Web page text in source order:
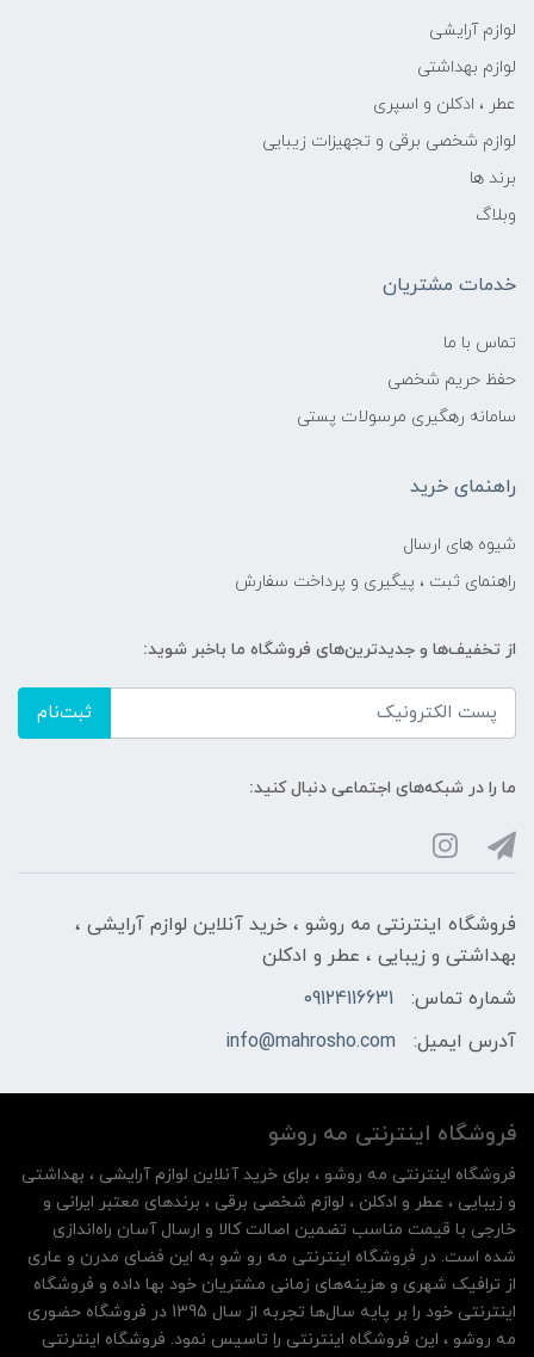
لوازم آرایشی
لوازم بهداشتی
عطر ، ادکلن و اسپری
لوازم شخصی برقی و تجهیزات زیبایی
برند ها
وبلاگ
خدمات مشتریان
تماس با ما
حفظ حریم شخصی
سامانه رهگیری مرسولات پستی
راهنمای خرید
شیوه های ارسال
راهنمای ثبت ، پیگیری و پرداخت سفارش
از تخفیف‌ها و جدیدترین‌های فروشگاه ما باخبر شوید:
ثبت‌نام
ما را در شبکه‌های اجتماعی دنبال کنید:
فروشگاه اینترنتی مه‌ رو‌شو ، خرید آنلاین لوازم آرایشی ،
بهداشتی و زیبایی ، عطر و ادکلن
شماره تماس:
09124116631
آدرس ایمیل:
info@mahrosho.com
فروشگاه اینترنتی مه‌ رو‌شو
فروشگاه اینترنتی مه‌ رو‌شو ، برای خرید آنلاین لوازم آرایشی ، بهداشتی
و زیبایی ، عطر و ادکلن ، لوازم شخصی برقی ، برندهای معتبر ایرانی و
خارجی با قیمت مناسب تضمین اصالت کالا و ارسال آسان راه‌اندازی
شده است. در فروشگاه اینترنتی مه رو شو به این فضای مدرن و عاری
از ترافیک شهری و هزینه‌های زمانی مشتریان خود بها داده و فروشگاه
اینترنتی خود را بر پایه سال‌ها تجربه از سال 1395 در فروشگاه حضوری
مه روشو ، این فروشگاه اینترنتی را تاسیس نمود. فروشگاه اینترنتی